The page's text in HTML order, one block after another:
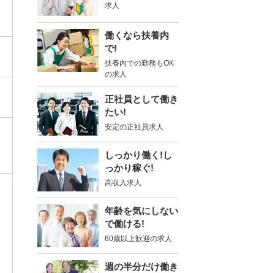
求人
働くなら扶養内
で!
扶養内での勤務もOK
の求人
正社員として働き
たい!
安定の正社員求人
しっかり働く!し
っかり稼ぐ!
高収入求人
年齢を気にしない
で働ける!
60歳以上歓迎の求人
週の半分だけ働き